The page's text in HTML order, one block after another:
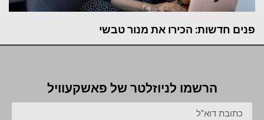
פנים חדשות: הכירו את מנור טבשי
הרשמו לניוזלטר של פאשקעוויל